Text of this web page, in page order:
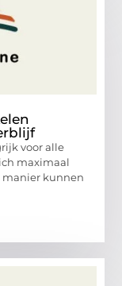
voor alle
maximaal
manier kunnen